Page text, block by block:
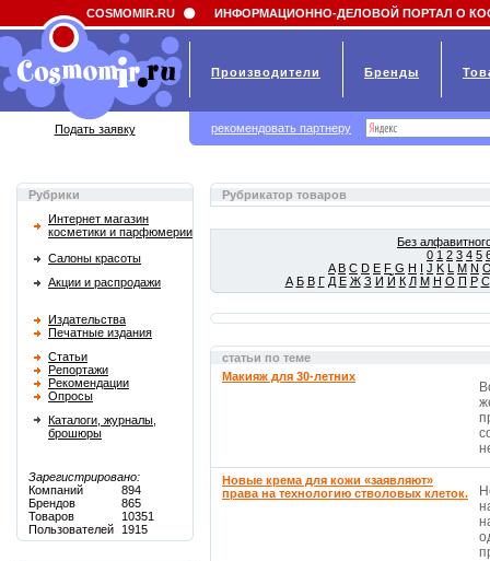
Field 'news_title' doesn't have a default value
Рубрики
Интернет магазин
косметики и парфюмерии
Салоны красоты
Акции и распродажи
Издательства
Печатные издания
Статьи
Репортажи
Рекомендации
Опросы
Каталоги, журналы,
брошюры
Зарегистрировано:
Компаний
894
Брендов
865
Товаров
10351
Пользователей
1915
Рубрикатор товаров
Без
0 1 2 3 4 5
A B C D E F G H I J K L M N
А Б В Г Д Е Ж З И Й К Л М Н О П Р С
статьи по теме
Макияж для 30-летних
Новые крема для кожи «заявляют»
права на технологию стволовых клеток.
COSMOMIR.RU ИНФОРМАЦИОННО-ДЕЛОВОЙ ПОРТАЛ О
Производители Бренды
Подать заявку рекомендовать партнеру